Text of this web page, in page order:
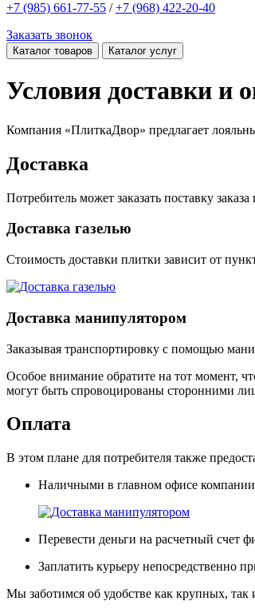
+7 (985) 661-77-55 / +7 (968) 422-20-40
Заказать звонок
Каталог товаров Каталог услуг
Условия доставки и
Компания «ПлиткаДвор» предлагает
Доставка
Потребитель может заказать поставку
Доставка газелью
Стоимость доставки плитки зависит от
Доставка манипулятором
Заказывая транспортировку с помощью
Особое внимание обратите на тот момент,
могут быть спровоцированы сторонними
Оплата
В этом плане для потребителя также
Наличными в главном офисе компании
Перевести деньги на расчетный счет
Заплатить курьеру непосредственно
Мы заботимся об удобстве как крупных, так